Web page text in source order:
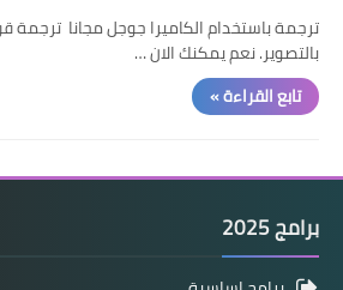
بالتصوير. نعم يمكنك الان …
تابع القراءة »
برامج 2025